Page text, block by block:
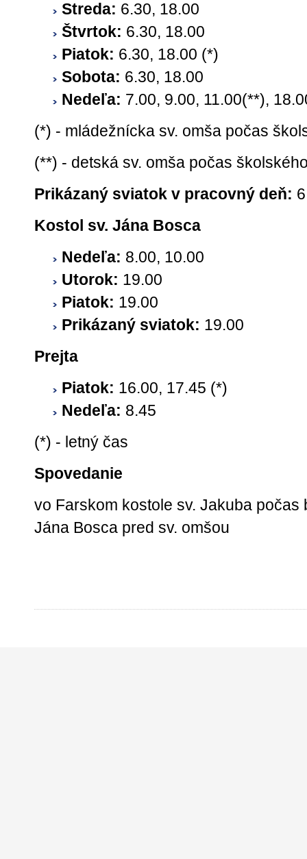
Streda: 6.30, 18.00
Štvrtok: 6.30, 18.00
Piatok: 6.30, 18.00 (*)
Sobota: 6.30, 18.00
Nedeľa: 7.00, 9.00, 11.00(**),
(*) - mládežnícka sv. omša počas
(**) - detská sv. omša počas
Prikázaný sviatok v pracovný deň:
Kostol sv. Jána Bosca
Nedeľa: 8.00, 10.00
Utorok: 19.00
Piatok: 19.00
Prikázaný sviatok: 19.00
Prejta
Piatok: 16.00, 17.45 (*)
Nedeľa: 8.45
(*) - letný čas
Spovedanie
vo Farskom kostole sv. Jakuba počas
Jána Bosca pred sv. omšou